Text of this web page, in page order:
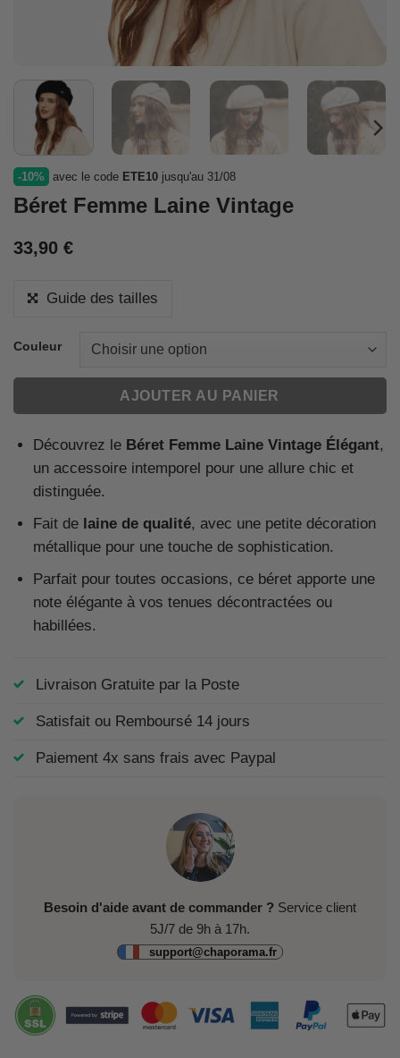
-10% avec le code ETE10 jusqu'au 31/08
Béret Femme Laine Vintage
33,90 €
Guide des tailles
Couleur
AJOUTER AU PANIER
Découvrez le Béret Femme Laine Vintage Élégant,
un accessoire intemporel pour une allure chic et
distinguée.
Fait de laine de qualité, avec une petite décoration
métallique pour une touche de sophistication.
Parfait pour toutes occasions, ce béret apporte une
note élégante à vos tenues décontractées ou
habillées.
Livraison Gratuite par la Poste
Satisfait ou Remboursé 14 jours
Paiement 4x sans frais avec Paypal
Besoin d'aide avant de commander ? Service client
5J/7 de 9h à 17h.
support@chaporama.fr